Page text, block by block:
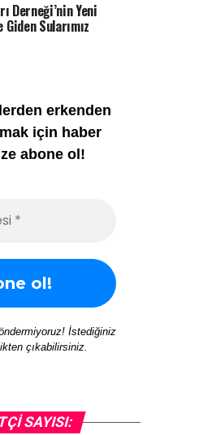
Derneği’nin Yeni
Sularımız
erkenden
için haber
abone ol!
İstediğiniz
çıkabilirsiniz.
SAYISI: